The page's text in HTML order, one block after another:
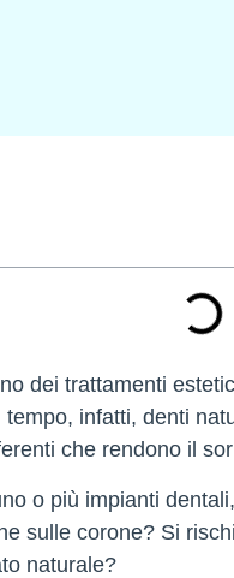
dei trattamenti
tempo, infatti, denti
che rendono il
o più impianti
sulle corone? Si
naturale?